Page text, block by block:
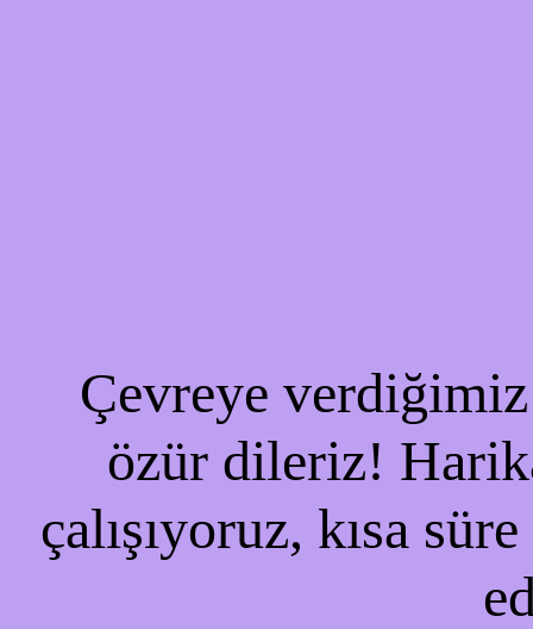
Çevreye verdiğimiz
özür dileriz!
çalışıyoruz, kısa